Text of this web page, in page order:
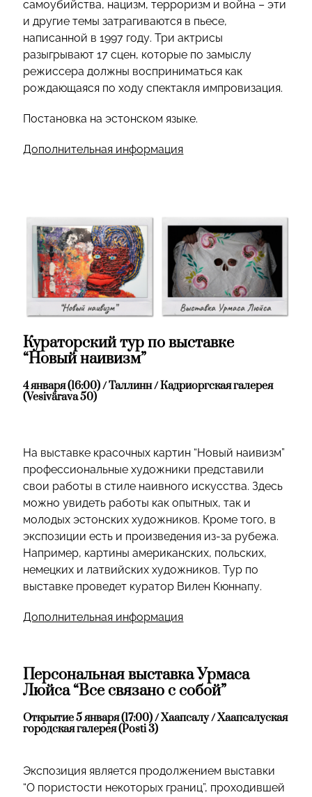
самоубийства, нацизм, терроризм и война – эти
и другие темы затрагиваются в пьесе,
написанной в 1997 году. Три актрисы
разыгрывают 17 сцен, которые по замыслу
режиссера должны восприниматься как
рождающаяся по ходу спектакля импровизация.
Постановка на эстонском языке.
Дополнительная информация
Кураторский тур по выставке
“Новый наивизм”
4 января (16:00) / Таллинн / Кадриоргская галерея
(Vesivärava 50)
На выставке красочных картин “Новый наивизм”
профессиональные художники представили
свои работы в стиле наивного искусства. Здесь
можно увидеть работы как опытных, так и
молодых эстонских художников. Кроме того, в
экспозиции есть и произведения из-за рубежа.
Например, картины американских, польских,
немецких и латвийских художников. Тур по
выставке проведет куратор Вилен Кюннапу.
Дополнительная информация
Персональная выставка Урмаса
Люйса “Все связано с собой”
Открытие 5 января (17:00) / Хаапсалу / Хаапсалуская
городская галерея (Posti 3)
Экспозиция является продолжением выставки
“О пористости некоторых границ”, проходившей